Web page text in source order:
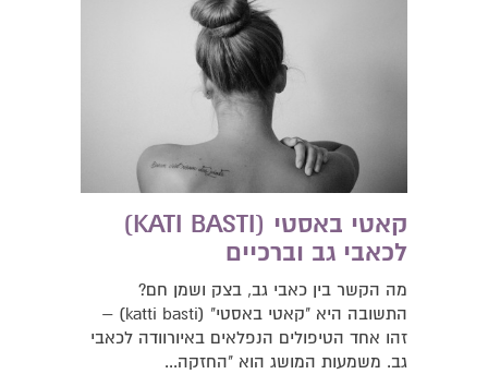
קאטי באסטי (KATI BASTI)
לכאבי גב וברכיים
מה הקשר בין כאבי גב, בצק ושמן חם?
התשובה היא "קאטי באסטי" (katti basti) –
זהו אחד הטיפולים הנפלאים באיורוודה לכאבי
גב. משמעות המושג הוא "החזקה...